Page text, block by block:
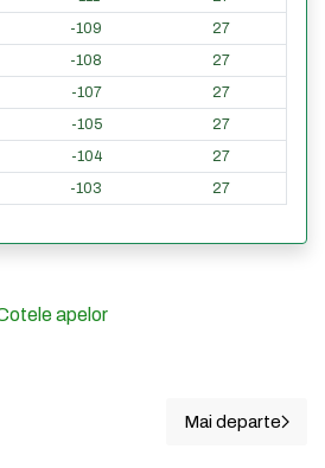
-109
27
-108
27
-107
27
-105
27
-104
27
-103 27
apelor
GIURGIU - Cotele din ultimele 365
Articolul
Mai departe